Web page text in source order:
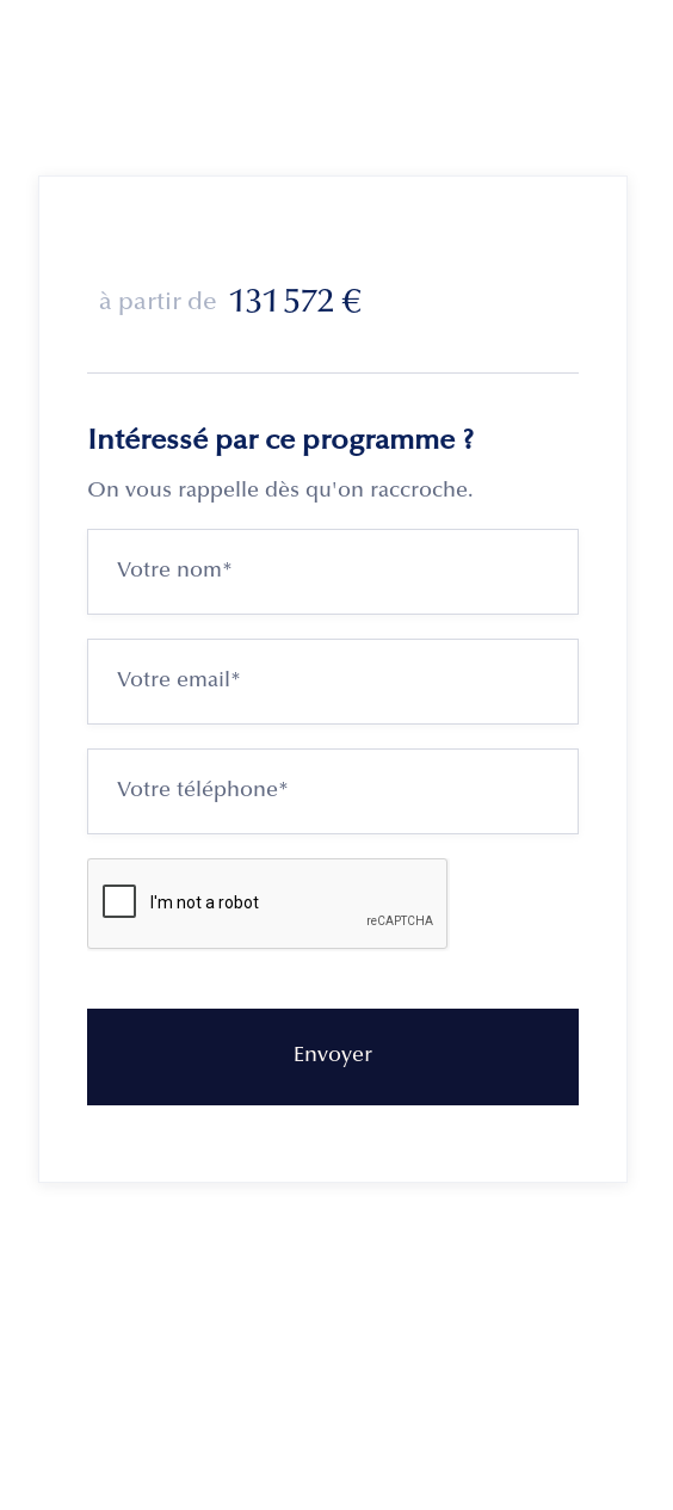
à partir de 131 572 €
Intéressé par ce programme ?
On vous rappelle dès qu'on raccroche.